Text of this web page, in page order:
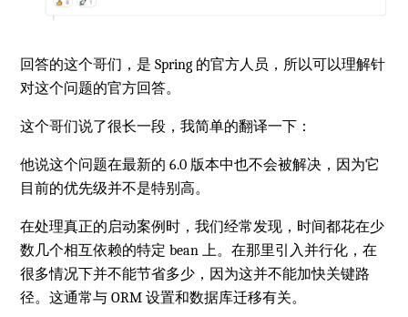
回答的这个哥们，是 Spring 的官方人员，所以可以理解针
对这个问题的官方回答。
这个哥们说了很长一段，我简单的翻译一下：
他说这个问题在最新的 6.0 版本中也不会被解决，因为它
目前的优先级并不是特别高。
在处理真正的启动案例时，我们经常发现，时间都花在少
数几个相互依赖的特定 bean 上。在那里引入并行化，在
很多情况下并不能节省多少，因为这并不能加快关键路
径。这通常与 ORM 设置和数据库迁移有关。